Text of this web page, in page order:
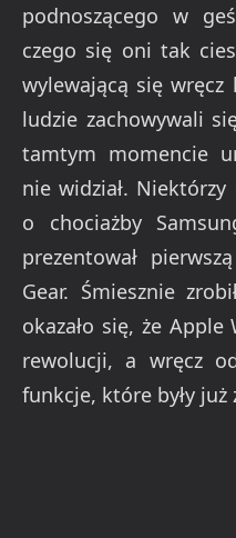
podnoszącego w
czego się oni tak
wylewającą się wręcz
ludzie zachowywali
tamtym momencie
nie widział.
o chociażby
prezentował
Gear. Śmiesznie
okazało się, że
rewolucji, a wręcz
funkcje, które były już